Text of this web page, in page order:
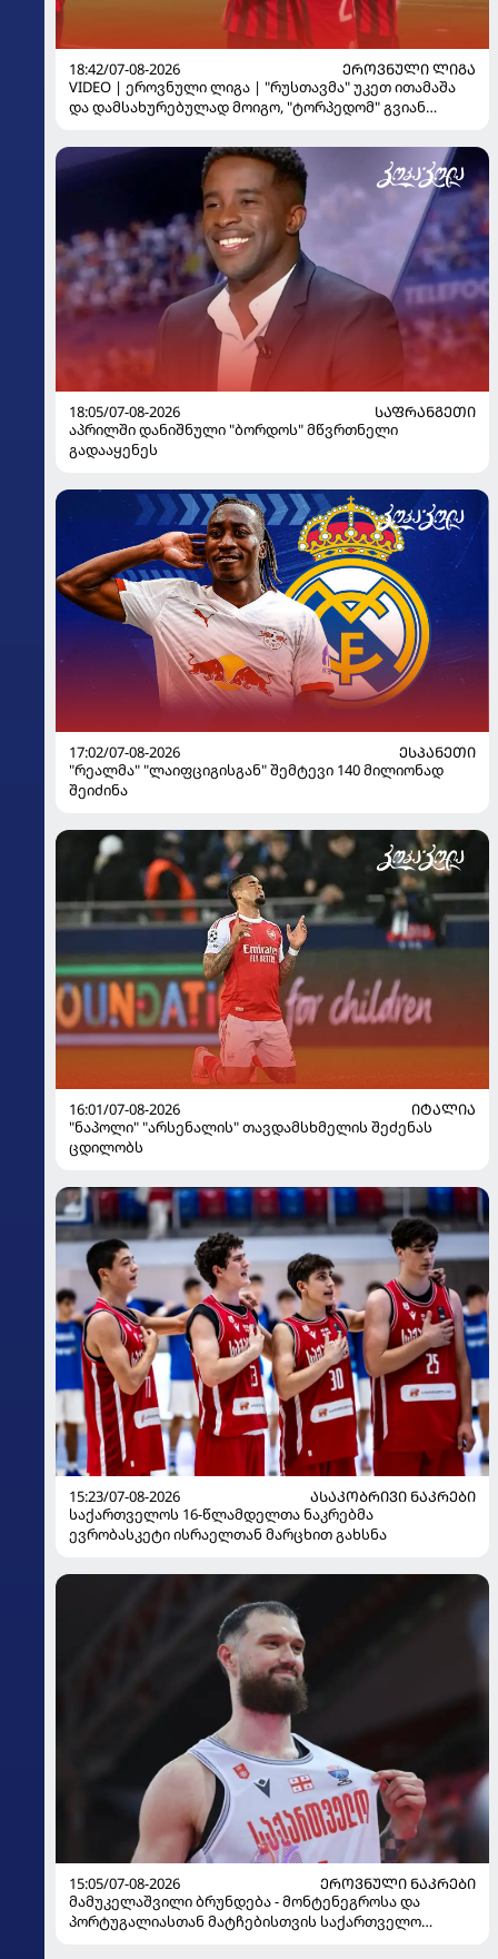
18:42/07-08-2026
ᲔᲠᲝᲕᲜᲣᲚᲘ ᲚᲘᲒᲐ
VIDEO | ეროვნული ლიგა | "რუსთავმა" უკეთ ითამაშა
და დამსახურებულად მოიგო, "ტორპედომ" გვიან
18:05/07-08-2026
ᲡᲐᲤᲠᲐᲜᲒᲔᲗᲘ
აპრილში დანიშნული "ბორდოს" მწვრთნელი
გადააყენეს
17:02/07-08-2026
ᲔᲡᲞᲐᲜᲔᲗᲘ
"რეალმა" "ლაიფციგისგან" შემტევი 140 მილიონად
შეიძინა
16:01/07-08-2026
ᲘᲢᲐᲚᲘᲐ
"ნაპოლი" "არსენალის" თავდამსხმელის შეძენას
ცდილობს
15:23/07-08-2026
ᲐᲡᲐᲙᲝᲑᲠᲘᲕᲘ ᲜᲐᲙᲠᲔᲑᲘ
საქართველოს 16-წლამდელთა ნაკრებმა
ევრობასკეტი ისრაელთან მარცხით გახსნა
15:05/07-08-2026
ᲔᲠᲝᲕᲜᲣᲚᲘ ᲜᲐᲙᲠᲔᲑᲘ
მამუკელაშვილი ბრუნდება - მონტენეგროსა და
პორტუგალიასთან მატჩებისთვის საქართველო